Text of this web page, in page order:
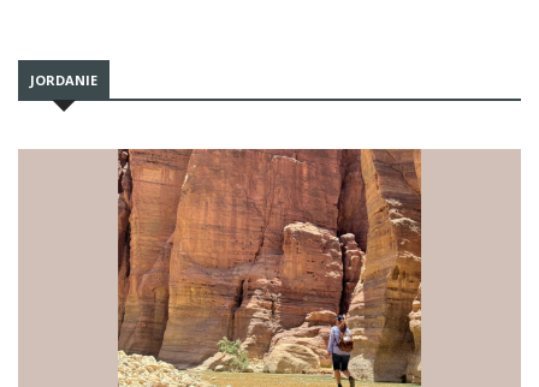
JORDANIE